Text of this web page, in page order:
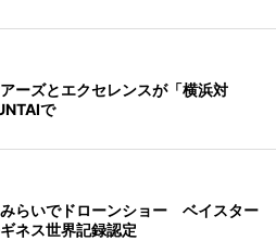
ーズとエクセレンスが「横浜対
で
らいでドローンショー ベイスター
ネス世界記録認定